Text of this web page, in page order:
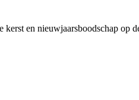
en nieuwjaarsboodschap op